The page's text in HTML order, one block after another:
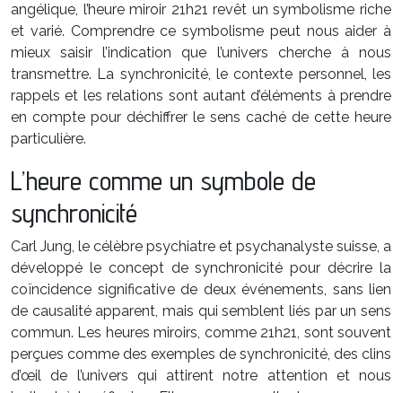
angélique, l’heure miroir 21h21 revêt un symbolisme riche
et varié. Comprendre ce symbolisme peut nous aider à
mieux saisir l’indication que l’univers cherche à nous
transmettre. La synchronicité, le contexte personnel, les
rappels et les relations sont autant d’éléments à prendre
en compte pour déchiffrer le sens caché de cette heure
particulière.
L’heure comme un symbole de
synchronicité
Carl Jung, le célèbre psychiatre et psychanalyste suisse, a
développé le concept de synchronicité pour décrire la
coïncidence significative de deux événements, sans lien
de causalité apparent, mais qui semblent liés par un sens
commun. Les heures miroirs, comme 21h21, sont souvent
perçues comme des exemples de synchronicité, des clins
d’œil de l’univers qui attirent notre attention et nous